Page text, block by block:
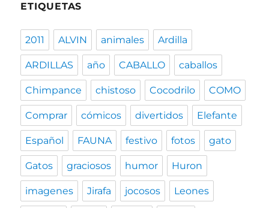
ETIQUETAS
2011 ALVIN animales Ardilla
ARDILLAS año CABALLO caballos
Chimpance chistoso Cocodrilo COMO
Comprar cómicos divertidos Elefante
Español FAUNA festivo fotos gato
Gatos graciosos humor Huron
imagenes Jirafa jocosos Leones